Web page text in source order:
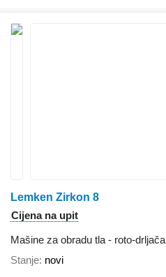
Lemken Zirkon 8
Cijena na upit
Mašine za obradu tla - roto-drljača
Stanje novi